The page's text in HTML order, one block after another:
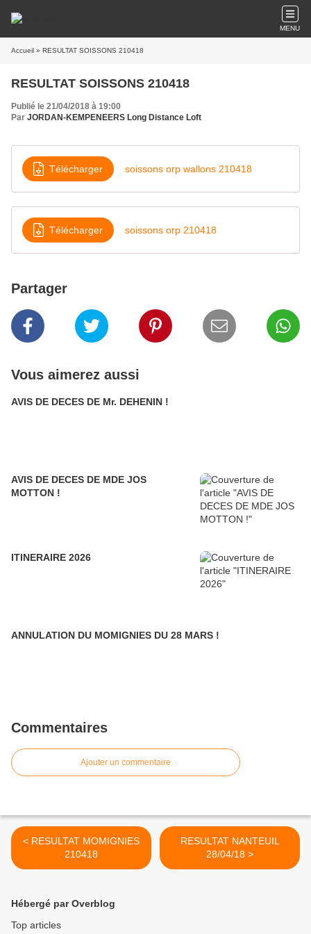
MENU
Accueil » RESULTAT SOISSONS 210418
RESULTAT SOISSONS 210418
Publié le 21/04/2018 à 19:00
Par JORDAN-KEMPENEERS Long Distance Loft
Télécharger soissons orp wallons 210418
Télécharger soissons orp 210418
Partager
Vous aimerez aussi
AVIS DE DECES DE Mr. DEHENIN !
AVIS DE DECES DE MDE JOS
MOTTON !
ITINERAIRE 2026
ANNULATION DU MOMIGNIES DU 28 MARS !
Commentaires
Ajouter un commentaire
< RESULTAT MOMIGNIES
210418
RESULTAT NANTEUIL
28/04/18 >
Hébergé par Overblog
Top articles